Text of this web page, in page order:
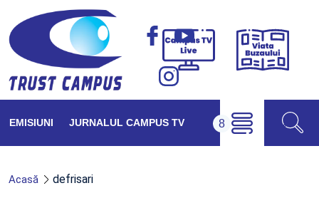
Campus
Viața
EMISIUNI JURNALUL CAMPUS TV
Acasă defrisari